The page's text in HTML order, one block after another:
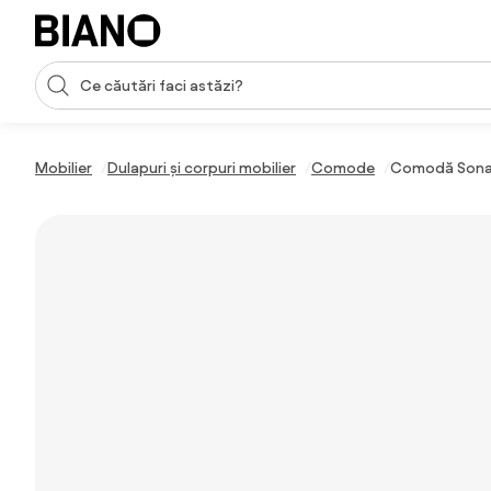
Sari peste navigare, accesează conținutul
Introducerea căutării
Mobilier Dulapuri și corpuri mobilier Comode Comodă